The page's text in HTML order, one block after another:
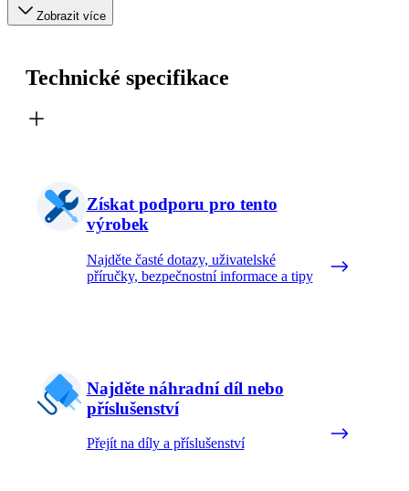
Zobrazit více
Technické specifikace
Získat podporu pro tento
výrobek
Najděte časté dotazy, uživatelské
příručky, bezpečnostní informace a tipy
Najděte náhradní díl nebo
příslušenství
Přejít na díly a příslušenství